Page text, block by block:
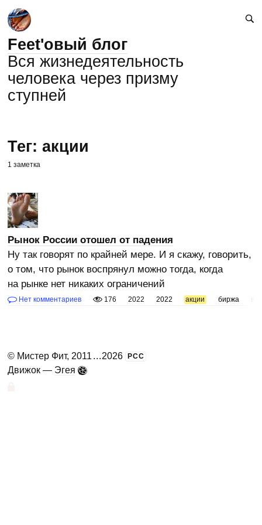
Feet'овый блог
Вся жизнедеятельность
человека через призму
ступней
Тег: акции
1 заметка
Рынок России отошел от падения
Ну так говорят по крайней мере. И я скажу, говорить,
о том, что рынок воспрянул можно тогда, когда
на рынке нет никаких ограничений
Нет комментариев 176 2022 2022 акции биржа
© Мистер Фит, 2011 ...2026 РСС
Движок — Эгея